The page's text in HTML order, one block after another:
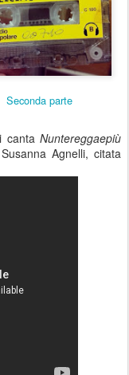
Seconda parte
canta Nuntereggaepiù
Agnelli, citata